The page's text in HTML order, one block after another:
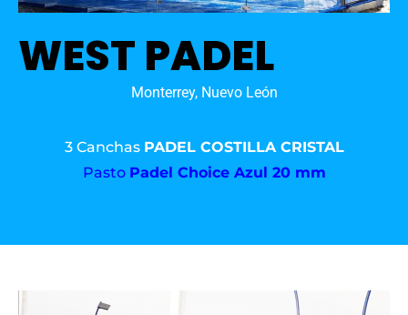
WEST PADEL
Monterrey, Nuevo León
3 Canchas PADEL COSTILLA CRISTAL
Pasto Padel Choice Azul 20 mm